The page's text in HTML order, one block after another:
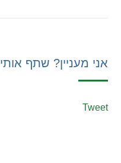
אני מעניין? שתף אותי
Tweet